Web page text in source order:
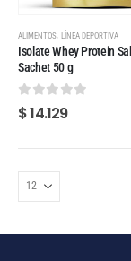
ALIMENTOS, LÍNEA DEPORTIVA
Isolate Whey Protein
Sachet 50 g
0 out of 5
$14.129